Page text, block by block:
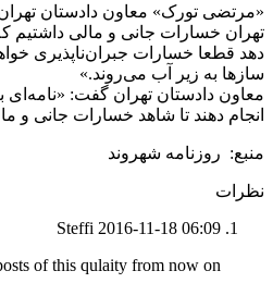
«مرتضی تورک» معاون دادستان
تهران خسارات جانی و مالی داشتیم
دهد قطعا خسارات جبران‌ناپذیری
سازها به زیر آب می‌روند.»
معاون دادستان تهران گفت: «نامه‌ای
انجام دهند تا شاهد خسارات جانی و
منبع: روزنامه شهروند
نظرات
Steffi 2016-11-18 06:09
of this qulaity from now on